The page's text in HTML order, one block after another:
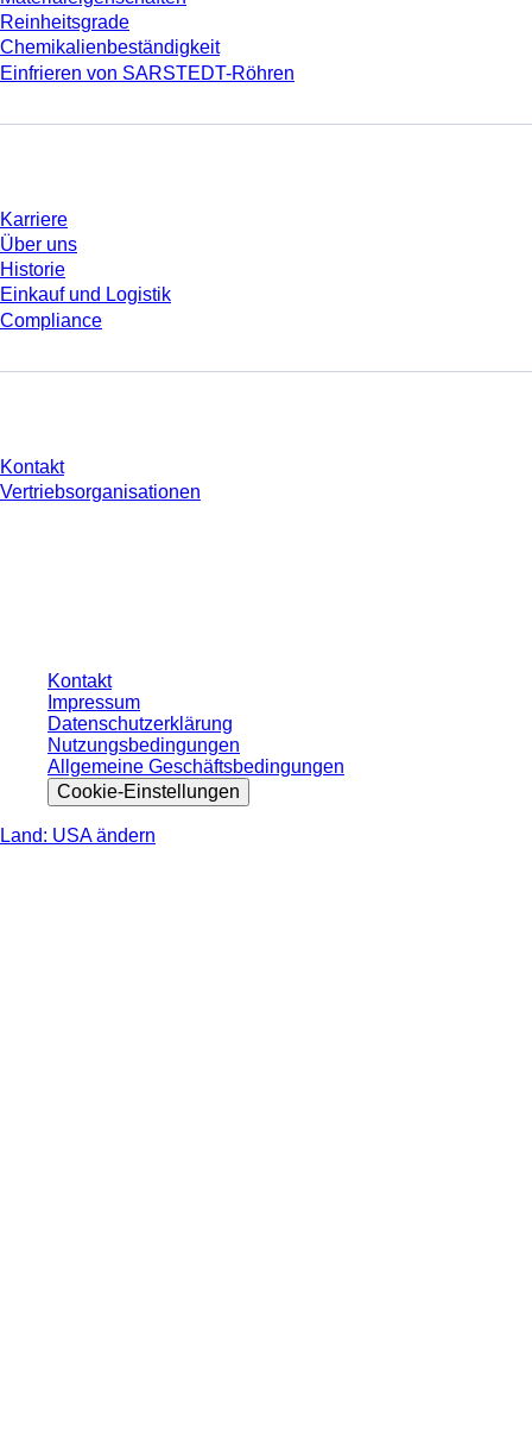
Reinheitsgrade
Chemikalienbeständigkeit
Einfrieren von SARSTEDT-Röhren
Karriere
Über uns
Historie
Einkauf und Logistik
Compliance
Kontakt
Vertriebsorganisationen
Kontakt
Impressum
Datenschutzerklärung
Nutzungsbedingungen
Allgemeine Geschäftsbedingungen
Cookie-Einstellungen
Land: USA ändern